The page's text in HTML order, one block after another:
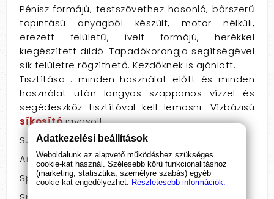
Pénisz formájú, testszövethez hasonló, bőrszerű
tapintású anyagból készült, motor nélküli,
erezett felületű, ívelt formájú, herékkel
kiegészített dildó. Tapadókorongja segítségével
sík felületre rögzíthető. Kezdőknek is ajánlott.
Tisztítása : minden használat előtt és minden
használat után langyos szappanos vízzel és
segédeszköz tisztítóval kell lemosni. Vízbázisú
síkosítójavasolt.
Szín: Testszínű
Anyag: TPE
Speciális jellemző: herés
Adatkezelési beállítások
Weboldalunk az alapvető működéshez szükséges
cookie-kat használ. Szélesebb körű funkcionalitáshoz
(marketing, statisztika, személyre szabás) egyéb
cookie-kat engedélyezhet. Részletesebb információk.